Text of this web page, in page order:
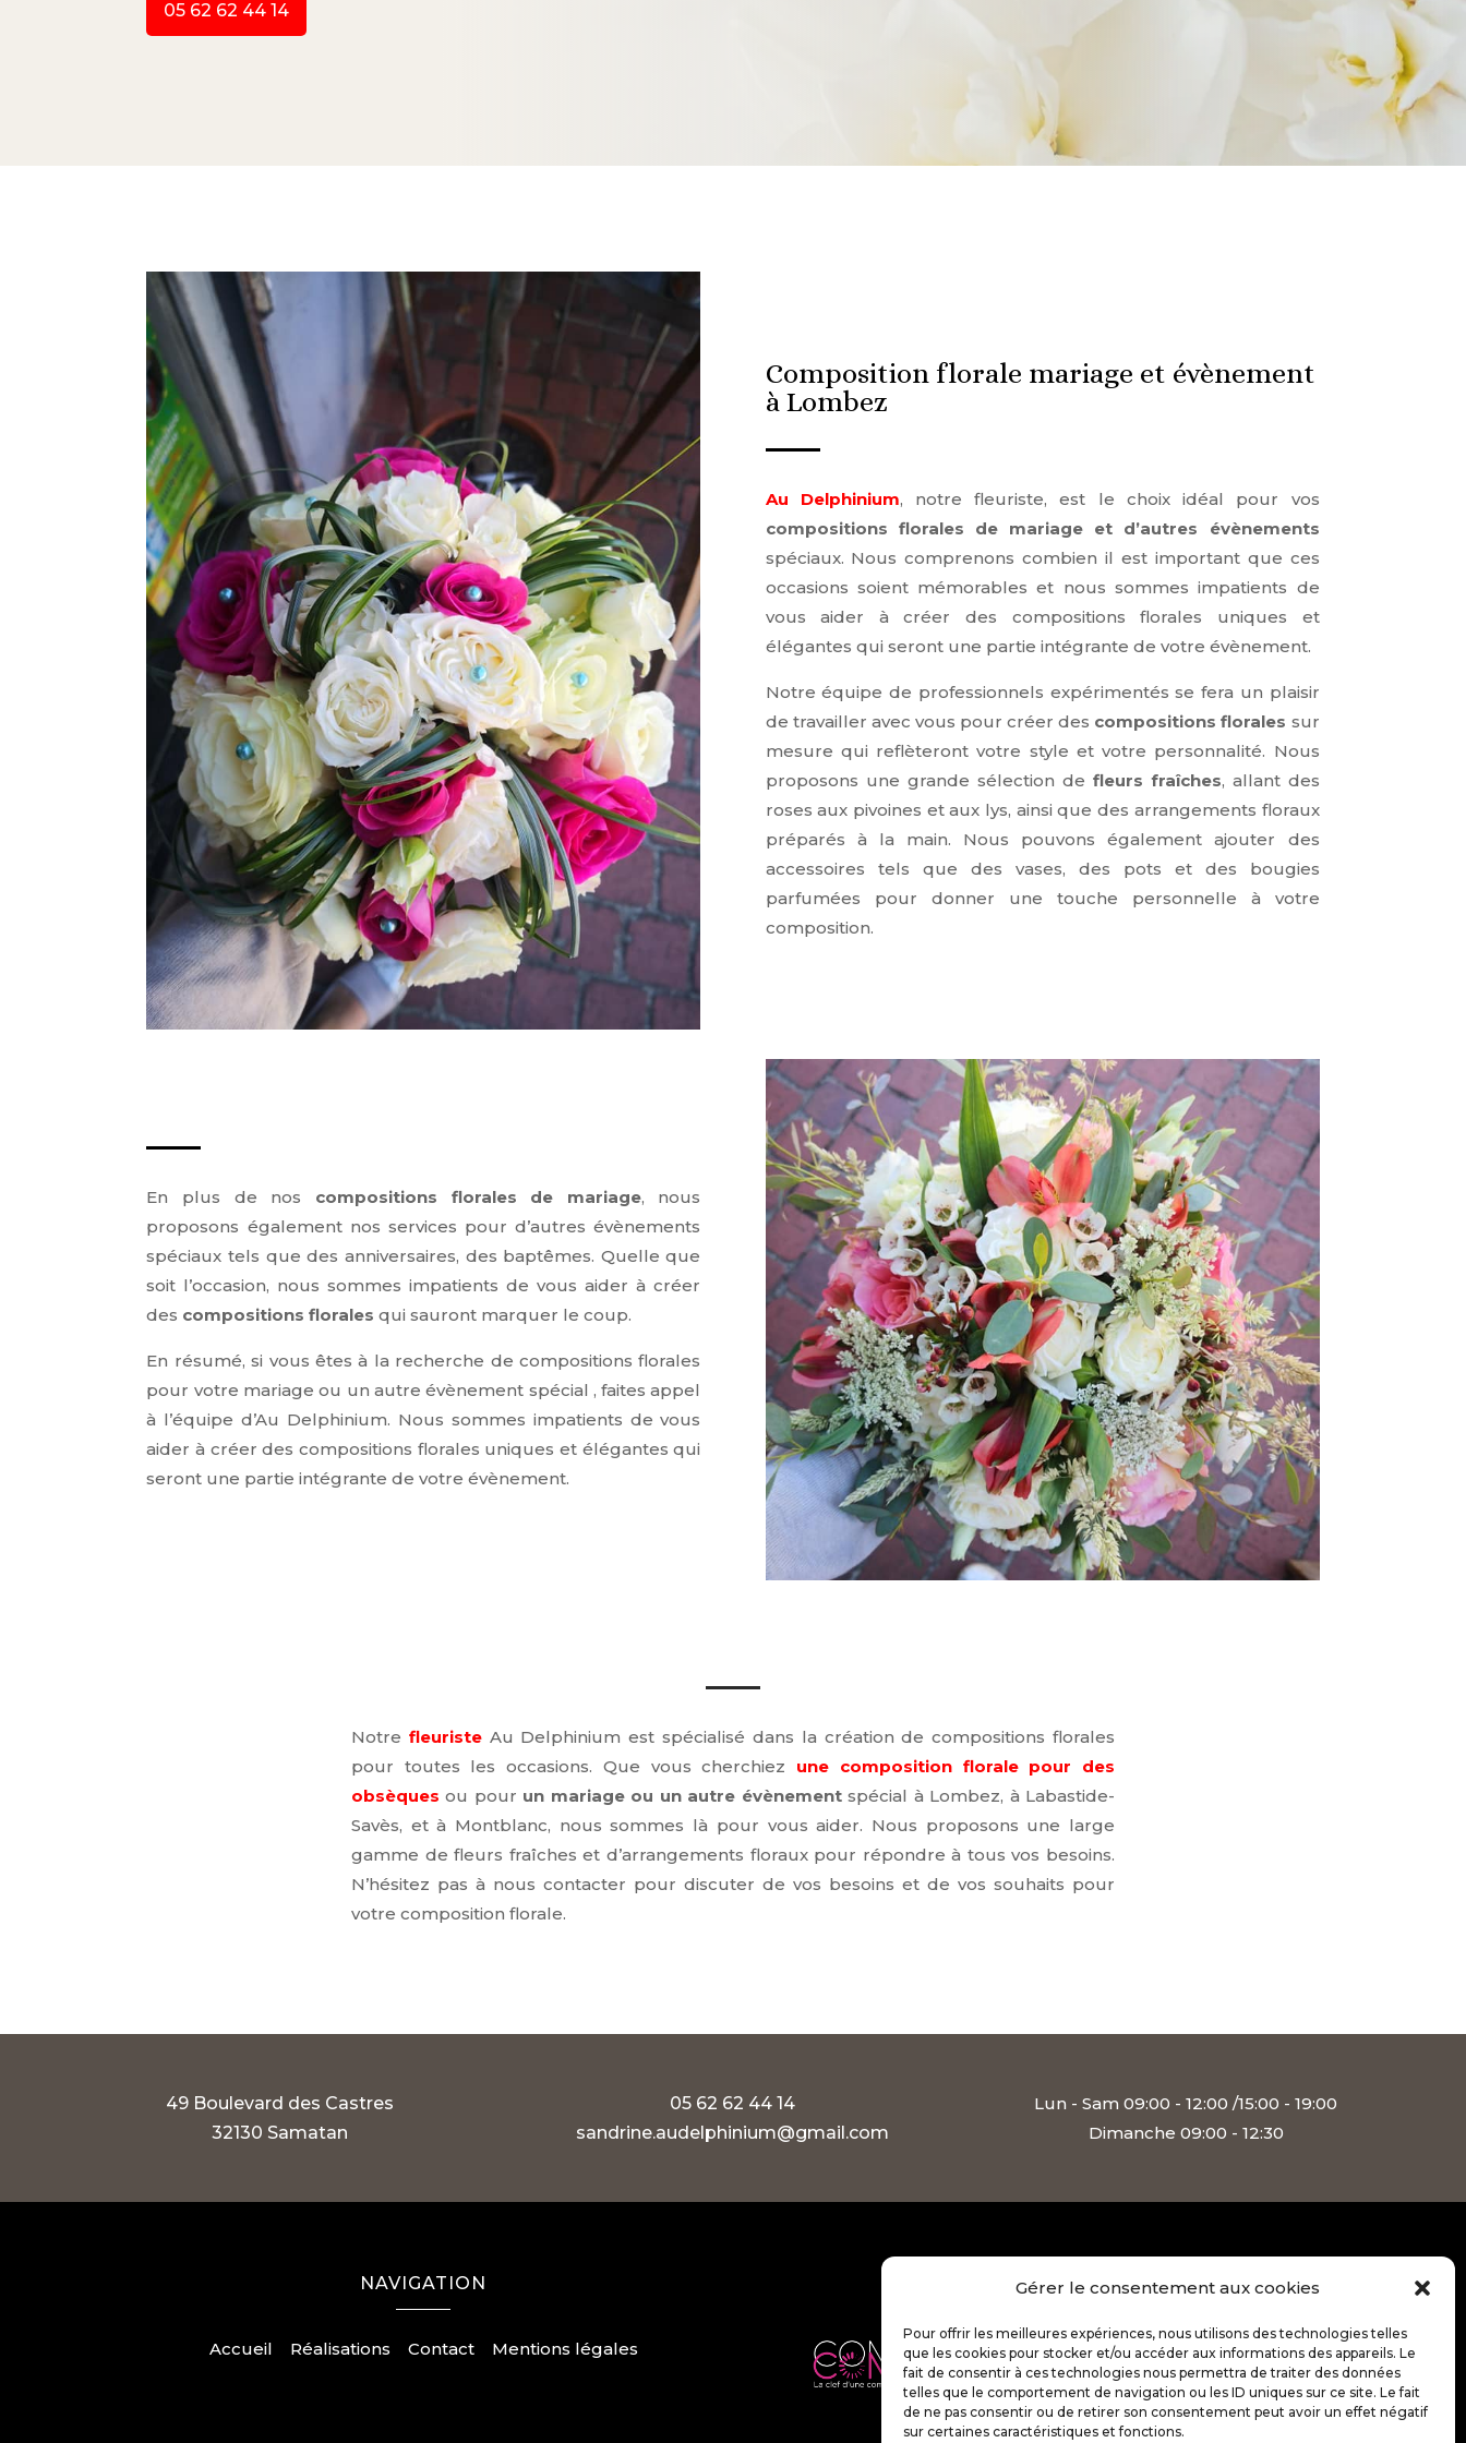
Gérer le consentement aux cookies
Pour offrir les meilleures expériences, nous utilisons des technologies telles
que les cookies pour stocker et/ou accéder aux informations des appareils. Le
fait de consentir à ces technologies nous permettra de traiter des données
telles que le comportement de navigation ou les ID uniques sur ce site. Le fait
de ne pas consentir ou de retirer son consentement peut avoir un effet négatif
sur certaines caractéristiques et fonctions.
05 62 62 44 14
Composition florale mariage et évènement
à Lombez
Au Delphinium, notre fleuriste, est le choix idéal pour vos
compositions florales de mariage et d’autres évènements
spéciaux. Nous comprenons combien il est important que ces
occasions soient mémorables et nous sommes impatients de
vous aider à créer des compositions florales uniques et
élégantes qui seront une partie intégrante de votre évènement.
Notre équipe de professionnels expérimentés se fera un plaisir
de travailler avec vous pour créer des compositions florales sur
mesure qui reflèteront votre style et votre personnalité. Nous
proposons une grande sélection de fleurs fraîches, allant des
roses aux pivoines et aux lys, ainsi que des arrangements floraux
préparés à la main. Nous pouvons également ajouter des
accessoires tels que des vases, des pots et des bougies
parfumées pour donner une touche personnelle à votre
composition.
En plus de nos compositions florales de mariage, nous
proposons également nos services pour d’autres évènements
spéciaux tels que des anniversaires, des baptêmes. Quelle que
soit l’occasion, nous sommes impatients de vous aider à créer
des compositions florales qui sauront marquer le coup.
En résumé, si vous êtes à la recherche de compositions florales
pour votre mariage ou un autre évènement spécial , faites appel
à l’équipe d’Au Delphinium. Nous sommes impatients de vous
aider à créer des compositions florales uniques et élégantes qui
seront une partie intégrante de votre évènement.
Notre fleuristeAu Delphinium est spécialisé dans la création de compositions florales
pour toutes les occasions. Que vous cherchiez une composition florale pour des
obsèques ou pour un mariage ou un autre évènementspécial à Lombez, à Labastide-
Savès, et à Montblanc, nous sommes là pour vous aider. Nous proposons une large
gamme de fleurs fraîches et d’arrangements floraux pour répondre à tous vos besoins.
N’hésitez pas à nous contacter pour discuter de vos besoins et de vos souhaits pour
votre composition florale.
49 Boulevard des Castres
32130 Samatan
05 62 62 44 14
sandrine.audelphinium@gmail.com
Lun - Sam 09:00 - 12:00 /15:00 - 19:00
Dimanche 09:00 - 12:30
NAVIGATION
Accueil Réalisations Contact Mentions légales
RÉALISATION